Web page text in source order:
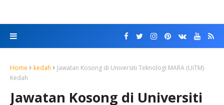
Home kedah
Jawatan Kosong di Universiti Teknologi MARA (UiTM)
Kedah
Jawatan Kosong di Universiti